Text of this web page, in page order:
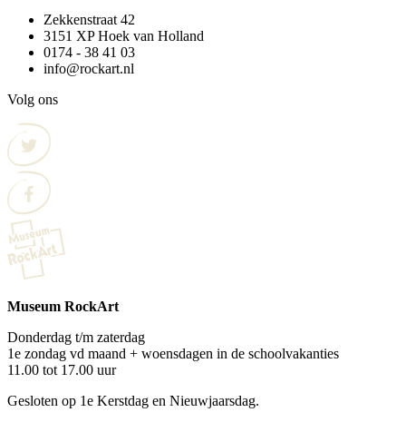
Zekkenstraat 42
3151 XP Hoek van Holland
0174 - 38 41 03
info@rockart.nl
Volg ons
Museum RockArt
Donderdag t/m zaterdag
1e zondag vd maand + woensdagen in de schoolvakanties
11.00 tot 17.00 uur
Gesloten op 1e Kerstdag en Nieuwjaarsdag.